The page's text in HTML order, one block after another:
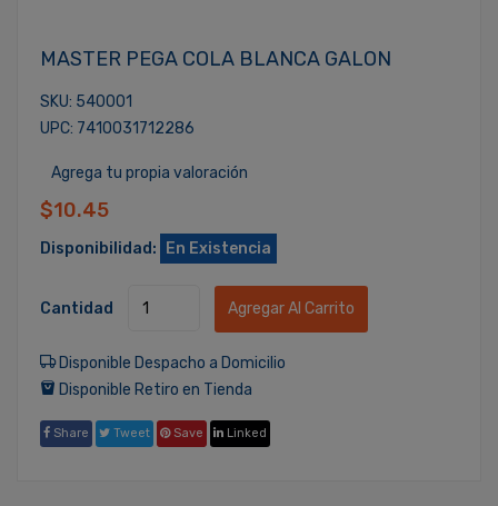
MASTER PEGA COLA BLANCA GALON
SKU: 540001
UPC: 7410031712286
Agrega tu propia valoración
$10.45
Disponibilidad: En Existencia
Cantidad Agregar Al Carrito
Disponible Despacho a Domicilio
Disponible Retiro en Tienda
Share Tweet Save Linked